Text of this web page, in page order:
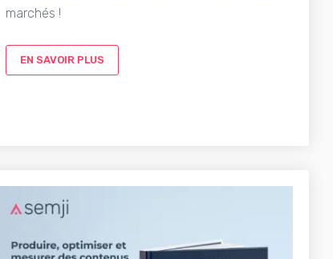
marchés !
EN SAVOIR PLUS